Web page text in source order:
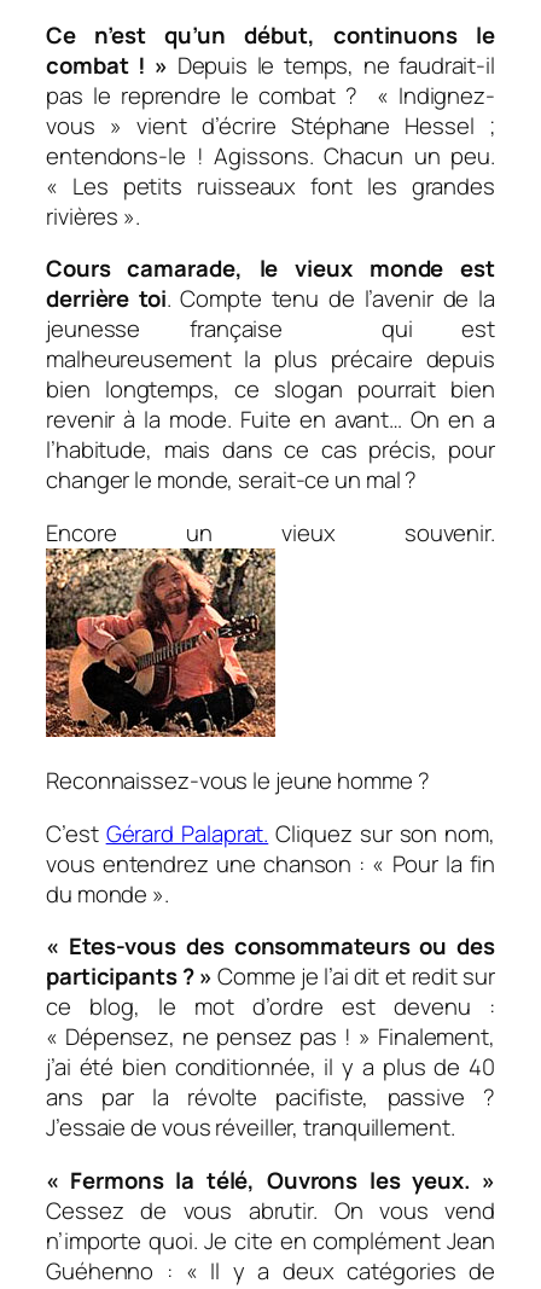
Ce n’est qu’un début, continuons le
combat ! » Depuis le temps, ne faudrait-il
pas le reprendre le combat ? « Indignez-
vous » vient d’écrire Stéphane Hessel ;
entendons-le ! Agissons. Chacun un peu.
« Les petits ruisseaux font les grandes
rivières ».
Cours camarade, le vieux monde est
derrière toi. Compte tenu de l’avenir de la
jeunesse française qui est
malheureusement la plus précaire depuis
bien longtemps, ce slogan pourrait bien
revenir à la mode. Fuite en avant… On en a
l’habitude, mais dans ce cas précis, pour
changer le monde, serait-ce un mal ?
Encore un vieux souvenir.
Reconnaissez-vous le jeune homme ?
C’est Gérard Palaprat. Cliquez sur son nom,
vous entendrez une chanson : « Pour la fin
du monde ».
« Etes-vous des consommateurs ou des
participants ? » Comme je l’ai dit et redit sur
ce blog, le mot d’ordre est devenu :
« Dépensez, ne pensez pas ! » Finalement,
j’ai été bien conditionnée, il y a plus de 40
ans par la révolte pacifiste, passive ?
J’essaie de vous réveiller, tranquillement.
« Fermons la télé, Ouvrons les yeux. »
Cessez de vous abrutir. On vous vend
n’importe quoi. Je cite en complément Jean
Guéhenno : « Il y a deux catégories de